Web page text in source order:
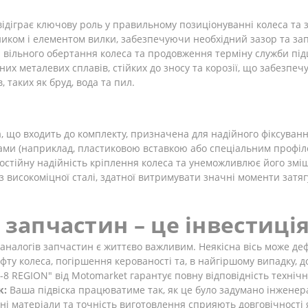
ключову роль у правильному позиціонуванні колеса
і елементом вилки, забезпечуючи необхідний зазор та
обертання колеса та продовження терміну служби
металевих сплавів, стійких до зносу та корозії, що
таких як бруд, вода та пил.
що входить до комплекту, призначена для надійного
(наприклад, пластиковою вставкою або спеціальним
надійність кріплення колеса та унеможливлює його
високоміцної сталі, здатної витримувати значні моменти
– це
запчастин є життєво важливим. Неякісна вісь може
погіршення керованості та, в найгіршому випадку,
REGION" від Motomarket гарантує повну відповідність
Ваша підвіска працюватиме так, як це було задумано
матеріали та точність виготовлення сприяють довговічності